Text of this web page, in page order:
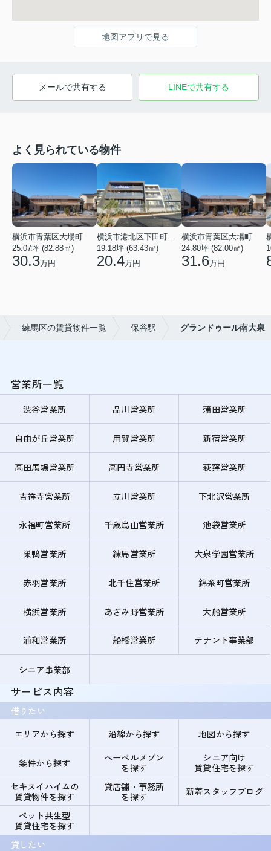
地図アプリで見る
メールで共有する LINEで共有する
よく見られている物件
横浜市青葉区大場町
25.07坪 (82.88㎡)
30.3万円
19.18坪 (63.43㎡)
20.4万円
横浜市青葉区大場町
24.80坪 (82.00㎡)
31.6万円
練馬区の賃貸物件一覧 保谷駅 グランドゥール南大泉
営業所一覧
渋谷営業所 品川営業所 蒲田営業所
自由が丘営業所 用賀営業所 新宿営業所
高田馬場営業所 高円寺営業所 荻窪営業所
吉祥寺営業所 立川営業所 下北沢営業所
永福町営業所 千歳烏山営業所 池袋営業所
巣鴨営業所 練馬営業所 大泉学園営業所
赤羽営業所 北千住営業所 錦糸町営業所
横浜営業所 あざみ野営業所 大船営業所
浦和営業所 船橋営業所 テナント事業部
シニア事業部
サービス内容
借りたい
エリアから探す
沿線から探す 地図から探す
条件から探す
ヘーベルメゾン
を探す
シニア向け
賃貸住宅を探す
セキスイハイムの
賃貸物件を探す
貸店舗・事務所
を探す
新着スタッフブログ
ペット共生型
賃貸住宅を探す
貸したい